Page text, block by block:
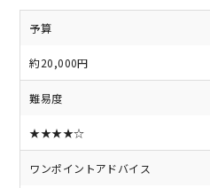
予算
約20,000円
難易度
★★★★☆
ワンポイントアドバイス